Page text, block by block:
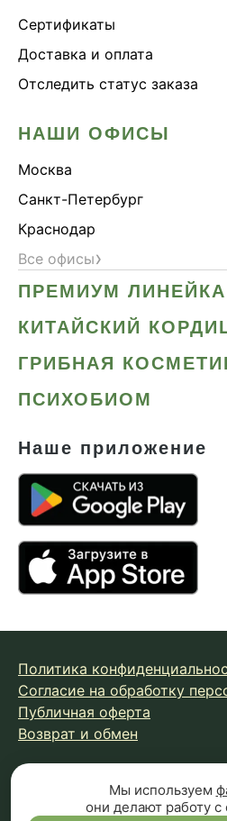
Сертификаты
Доставка и оплата
Отследить статус заказа
НАШИ ОФИСЫ
Москва
Санкт-Петербург
Краснодар
Все офисы›
ПРЕМИУМ ЛИНЕЙКА
КИТАЙСКИЙ
ГРИБНАЯ
ПСИХОБИОМ
Наше приложение
Политика
Согласие на обработку
Публичная оферта
Возврат и обмен
© 2026 Fungiline —
Копирование материалов с
Мы используем
они делают работу